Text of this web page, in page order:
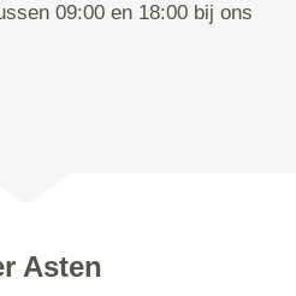
09:00 en 18:00 bij ons
Asten